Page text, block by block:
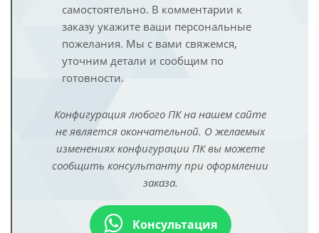
самостоятельно. В комментарии к
заказу укажите ваши персональные
пожелания. Мы с вами свяжемся,
уточним детали и сообщим по
готовности.
Конфигурация любого ПК на нашем сайте
не является окончательной. О желаемых
изменениях конфигурации ПК вы можете
сообщить консультанту при оформлении
заказа.
Консультация